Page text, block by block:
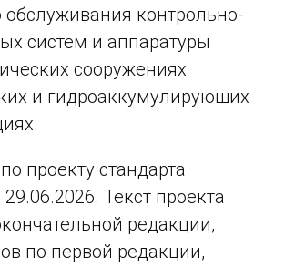
обслуживания контрольно-
систем и аппаратуры
сооружениях
и гидроаккумулирующих
проекту стандарта
Текст проекта
редакции,
по первой редакции,